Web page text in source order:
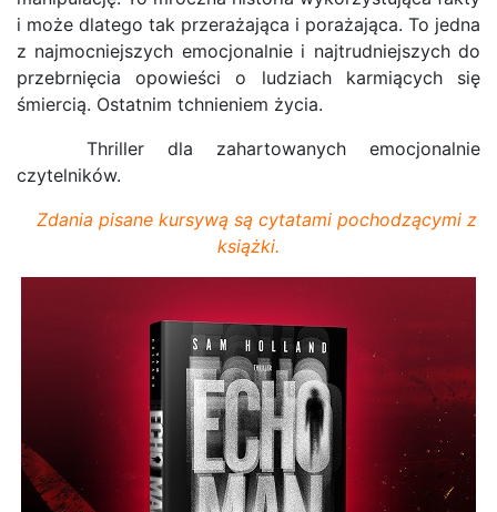
i może dlatego tak przerażająca i porażająca. To jedna
z najmocniejszych emocjonalnie i najtrudniejszych do
przebrnięcia opowieści o ludziach karmiących się
śmiercią. Ostatnim tchnieniem życia.
Thriller dla zahartowanych emocjonalnie
czytelników.
Zdania pisane kursywą są cytatami pochodzącymi z
książki.